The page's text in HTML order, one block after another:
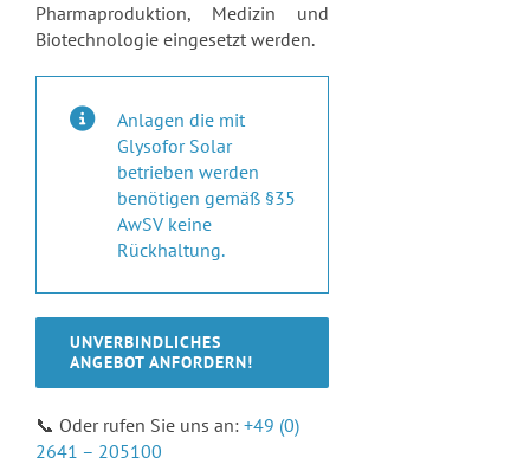
Pharmaproduktion, Medizin und
Biotechnologie eingesetzt werden.
Anlagen die mit
Glysofor Solar
betrieben werden
benötigen gemäß §35
AwSV keine
Rückhaltung.
UNVERBINDLICHES
ANGEBOT ANFORDERN!
📞 Oder rufen Sie uns an: +49 (0)
2641 – 205100